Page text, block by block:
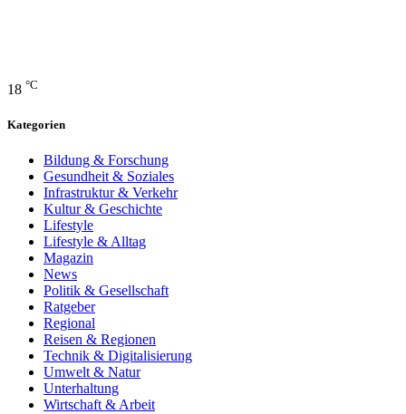
18 °C
Kategorien
Bildung & Forschung
Gesundheit & Soziales
Infrastruktur & Verkehr
Kultur & Geschichte
Lifestyle
Lifestyle & Alltag
Magazin
News
Politik & Gesellschaft
Ratgeber
Regional
Reisen & Regionen
Technik & Digitalisierung
Umwelt & Natur
Unterhaltung
Wirtschaft & Arbeit